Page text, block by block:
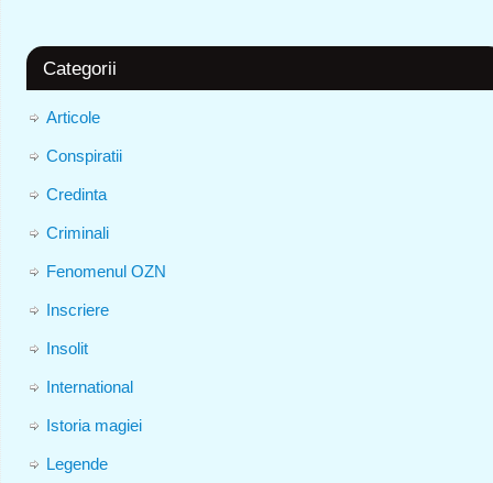
Categorii
Articole
Conspiratii
Credinta
Criminali
Fenomenul OZN
Inscriere
Insolit
International
Istoria magiei
Legende